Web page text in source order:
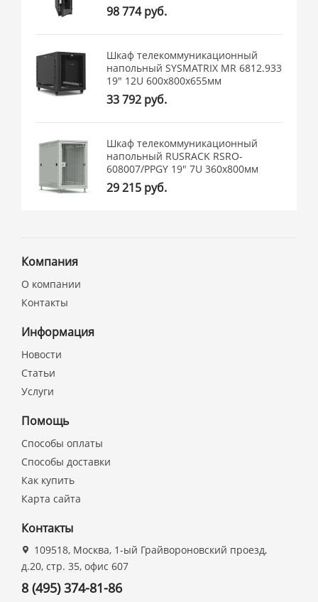
98 774 руб.
Шкаф телекоммуникационный
напольный SYSMATRIX MR 6812.933
19" 12U 600x800x655мм
33 792 руб.
Шкаф телекоммуникационный
напольный RUSRACK RSRO-
608007/PPGY 19" 7U 360x800мм
29 215 руб.
Компания
О компании
Контакты
Информация
Новости
Статьи
Услуги
Помощь
Способы оплаты
Способы доставки
Как купить
Карта сайта
Контакты
109518, Москва, 1-ый Грайвороновский проезд,
д.20, стр. 35, офис 607
8 (495) 374-81-86